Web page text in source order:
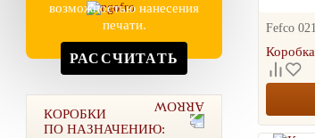
возможностью нанесения
печати.
РАССЧИТАТЬ
КОРОБКИ
ПО НАЗНАЧЕНИЮ:
Fefco